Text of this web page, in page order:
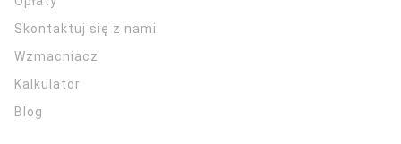
Skontaktuj się z nami
Wzmacniacz
Kalkulator
Blog